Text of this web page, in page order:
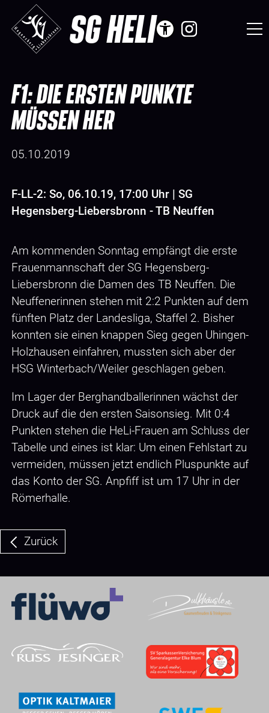
SG HELI
F1: DIE ERSTEN PUNKTE
MÜSSEN HER
05.10.2019
F-LL-2: So, 06.10.19, 17:00 Uhr | SG
Hegensberg-Liebersbronn - TB Neuffen
Am kommenden Sonntag empfängt die erste
Frauenmannschaft der SG Hegensberg-
Liebersbronn die Damen des TB Neuffen. Die
Neuffenerinnen stehen mit 2:2 Punkten auf dem
fünften Platz der Landesliga, Staffel 2. Bisher
konnten sie einen knappen Sieg gegen Uhingen-
Holzhausen einfahren, mussten sich aber der
HSG Winterbach/Weiler geschlagen geben.
Im Lager der Berghandballerinnen wächst der
Druck auf die den ersten Saisonsieg. Mit 0:4
Punkten stehen die HeLi-Frauen am Schluss der
Tabelle und eines ist klar: Um einen Fehlstart zu
vermeiden, müssen jetzt endlich Pluspunkte auf
das Konto der SG. Anpfiff ist um 17 Uhr in der
Römerhalle.
Zurück